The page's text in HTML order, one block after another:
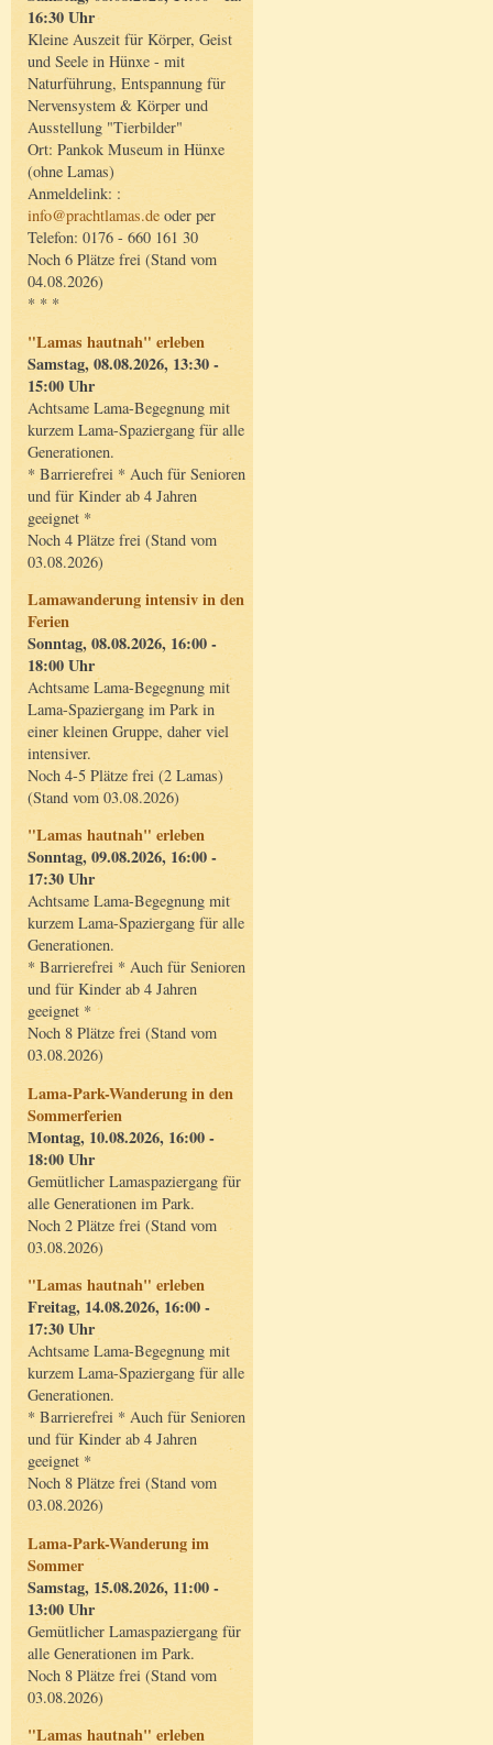
16:30 Uhr
Kleine Auszeit für Körper, Geist
und Seele in Hünxe - mit
Naturführung, Entspannung für
Nervensystem & Körper und
Ausstellung "Tierbilder"
Ort: Pankok Museum in Hünxe
(ohne Lamas)
Anmeldelink: :
info@prachtlamas.de oder per
Telefon: 0176 - 660 161 30
Noch 6 Plätze frei (Stand vom
04.08.2026)
* * *
"Lamas hautnah" erleben
Samstag, 08.08.2026, 13:30 -
15:00 Uhr
Achtsame Lama-Begegnung mit
kurzem Lama-Spaziergang für alle
Generationen.
* Barrierefrei * Auch für Senioren
und für Kinder ab 4 Jahren
geeignet *
Noch 4 Plätze frei (Stand vom
03.08.2026)
Lamawanderung intensiv in den
Ferien
Sonntag, 08.08.2026, 16:00 -
18:00 Uhr
Achtsame Lama-Begegnung mit
Lama-Spaziergang im Park in
einer kleinen Gruppe, daher viel
intensiver.
Noch 4-5 Plätze frei (2 Lamas)
(Stand vom 03.08.2026)
"Lamas hautnah" erleben
Sonntag, 09.08.2026, 16:00 -
17:30 Uhr
Achtsame Lama-Begegnung mit
kurzem Lama-Spaziergang für alle
Generationen.
* Barrierefrei * Auch für Senioren
und für Kinder ab 4 Jahren
geeignet *
Noch 8 Plätze frei (Stand vom
03.08.2026)
Lama-Park-Wanderung in den
Sommerferien
Montag, 10.08.2026, 16:00 -
18:00 Uhr
Gemütlicher Lamaspaziergang für
alle Generationen im Park.
Noch 2 Plätze frei (Stand vom
03.08.2026)
"Lamas hautnah" erleben
Freitag, 14.08.2026, 16:00 -
17:30 Uhr
Achtsame Lama-Begegnung mit
kurzem Lama-Spaziergang für alle
Generationen.
* Barrierefrei * Auch für Senioren
und für Kinder ab 4 Jahren
geeignet *
Noch 8 Plätze frei (Stand vom
03.08.2026)
Lama-Park-Wanderung im
Sommer
Samstag, 15.08.2026, 11:00 -
13:00 Uhr
Gemütlicher Lamaspaziergang für
alle Generationen im Park.
Noch 8 Plätze frei (Stand vom
03.08.2026)
"Lamas hautnah" erleben